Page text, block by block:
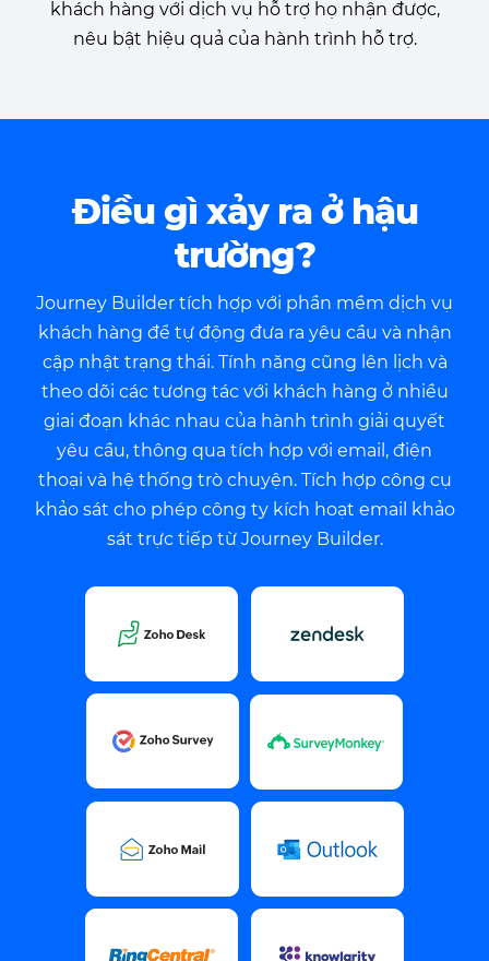
khách hàng với dịch vụ hỗ trợ họ nhận được,
nêu bật hiệu quả của hành trình hỗ trợ.
Điều gì xảy ra ở hậu
trường?
Journey Builder tích hợp với phần mềm dịch vụ
khách hàng để tự động đưa ra yêu cầu và nhận
cập nhật trạng thái. Tính năng cũng lên lịch và
theo dõi các tương tác với khách hàng ở nhiều
giai đoạn khác nhau của hành trình giải quyết
yêu cầu, thông qua tích hợp với email, điện
thoại và hệ thống trò chuyện. Tích hợp công cụ
khảo sát cho phép công ty kích hoạt email khảo
sát trực tiếp từ Journey Builder.